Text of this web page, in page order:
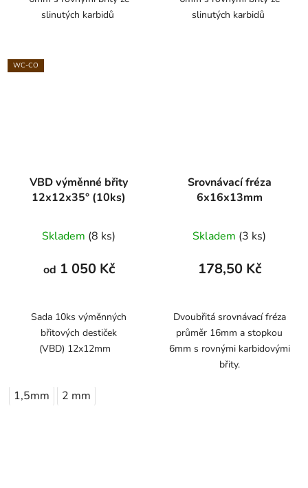
slinutých karbidů
slinutých karbidů
WC-CO
VBD výměnné břity
12x12x35° (10ks)
Skladem (8 ks)
od 1 050 Kč
Sada 10ks výměnných
břitových destiček
(VBD) 12x12mm
1,5mm 2 mm
Srovnávací fréza
6x16x13mm
Skladem (3 ks)
178,50 Kč
Dvoubřitá srovnávací fréza
průměr 16mm a stopkou
6mm s rovnými karbidovými
břity.